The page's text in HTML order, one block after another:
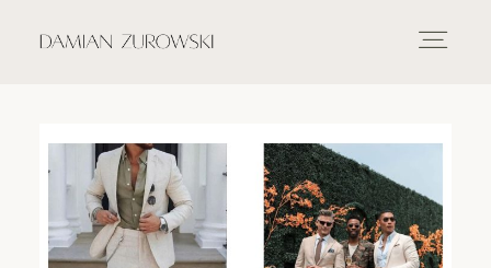
PORTAFOLIO
FOTOGRAFIA